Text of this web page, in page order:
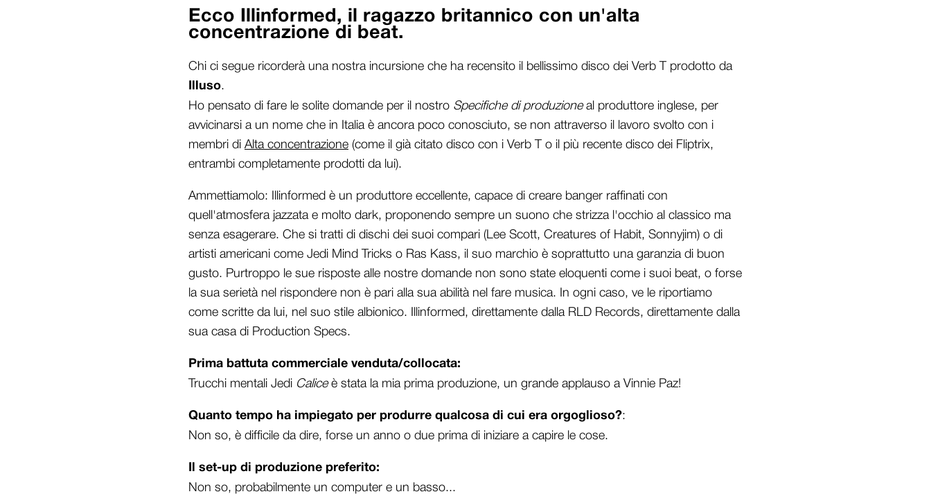
Ecco Illinformed, il ragazzo britannico con un'alta
concentrazione di beat.
Chi ci segue ricorderà una nostra incursione che ha recensito il bellissimo disco dei Verb T prodotto da
Illuso.
Ho pensato di fare le solite domande per il nostro Specifiche di produzioneal produttore inglese, per
avvicinarsi a un nome che in Italia è ancora poco conosciuto, se non attraverso il lavoro svolto con i
membri di Alta concentrazione (come il già citato disco con i Verb T o il più recente disco dei Fliptrix,
entrambi completamente prodotti da lui).
Ammettiamolo: Illinformed è un produttore eccellente, capace di creare banger raffinati con
quell'atmosfera jazzata e molto dark, proponendo sempre un suono che strizza l'occhio al classico ma
senza esagerare. Che si tratti di dischi dei suoi compari (Lee Scott, Creatures of Habit, Sonnyjim) o di
artisti americani come Jedi Mind Tricks o Ras Kass, il suo marchio è soprattutto una garanzia di buon
gusto. Purtroppo le sue risposte alle nostre domande non sono state eloquenti come i suoi beat, o forse
la sua serietà nel rispondere non è pari alla sua abilità nel fare musica. In ogni caso, ve le riportiamo
come scritte da lui, nel suo stile albionico. Illinformed, direttamente dalla RLD Records, direttamente dalla
sua casa di Production Specs.
Prima battuta commerciale venduta/collocata:
Trucchi mentali Jedi Caliceè stata la mia prima produzione, un grande applauso a Vinnie Paz!
Quanto tempo ha impiegato per produrre qualcosa di cui era orgoglioso?:
Non so, è difficile da dire, forse un anno o due prima di iniziare a capire le cose.
Il set-up di produzione preferito:
Non so, probabilmente un computer e un basso...